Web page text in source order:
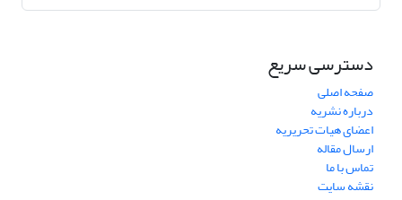
دسترسی سریع
صفحه اصلی
درباره نشریه
اعضای هیات تحریریه
ارسال مقاله
تماس با ما
نقشه سایت